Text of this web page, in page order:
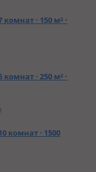
· 150 м² ·
· 250 м² ·
комнат · 1500